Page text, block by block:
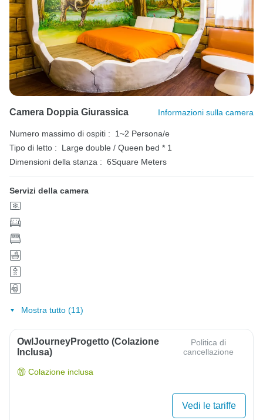
Camera Doppia Giurassica Informazioni sulla camera
Numero massimo di ospiti :
1~2 Persona/e
Tipo di letto :
Large double / Queen bed * 1
Dimensioni della stanza : 6Square Meters
Servizi della camera
Mostra tutto (11)
OwlJourneyProgetto (colazione
Inclusa)
Politica di
cancellazione
Colazione inclusa
Vedi le tariffe